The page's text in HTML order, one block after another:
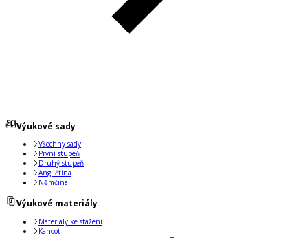
Výukové sady
Všechny sady
První stupeň
Druhý stupeň
Angličtina
Němčina
Výukové materiály
Materiály ke stažení
Kahoot